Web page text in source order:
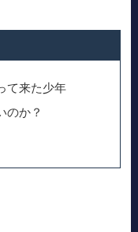
て来た少年
のか？